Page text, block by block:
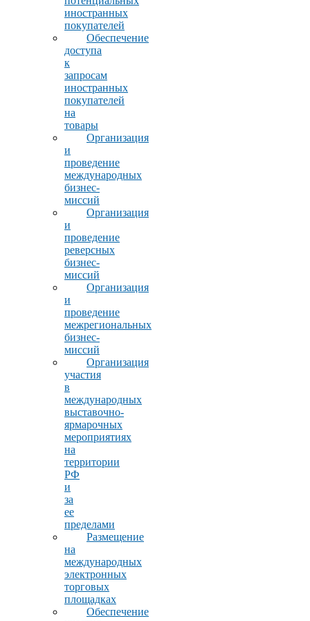
иностранных
покупателей
Обеспечение
доступа
к
запросам
иностранных
покупателей
на
товары
Организация
и
проведение
международных
бизнес-
миссий
Организация
и
проведение
реверсных
бизнес-
миссий
Организация
и
проведение
межрегиональных
бизнес-
миссий
Организация
участия
в
международных
выставочно-
ярмарочных
мероприятиях
на
территории
РФ
и
за
ее
пределами
Размещение
на
международных
электронных
торговых
площадках
Обеспечение